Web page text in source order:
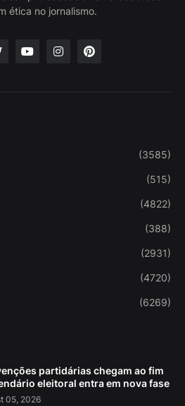
ética no jornalismo.
(3585)
(515)
(4822)
(388)
(2931)
(4720)
(6269)
partidárias chegam ao fim
eleitoral entra em nova fase
05, 2026